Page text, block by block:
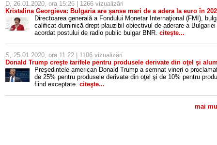
D, 26.01.2020, ora 15:26 | 1266 vizualizări
Kristalina Georgieva: Bulgaria are şanse mari de a adera la euro în
Directoarea generală a Fondului Monetar Internaţional (FMI),
calificat duminică drept plauzibil obiectivul de aderare a
acordat postului de radio public bulgar BNR. citeşte...
S, 25.01.2020, ora 11:22 | 1106 vizualizări
Donald Trump creşte tarifele pentru produsele derivate din oţel şi
Preşedintele american Donald Trump a semnat vineri o
de 25% pentru produsele derivate din oţel şi de 10% pentru
fiind exceptate. citeşte...
mai